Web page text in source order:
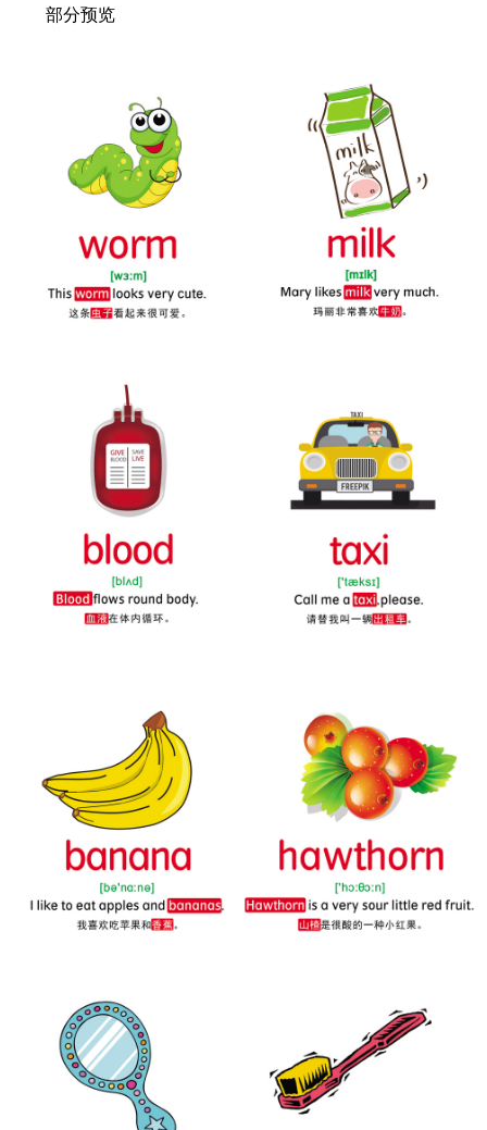
部分预览